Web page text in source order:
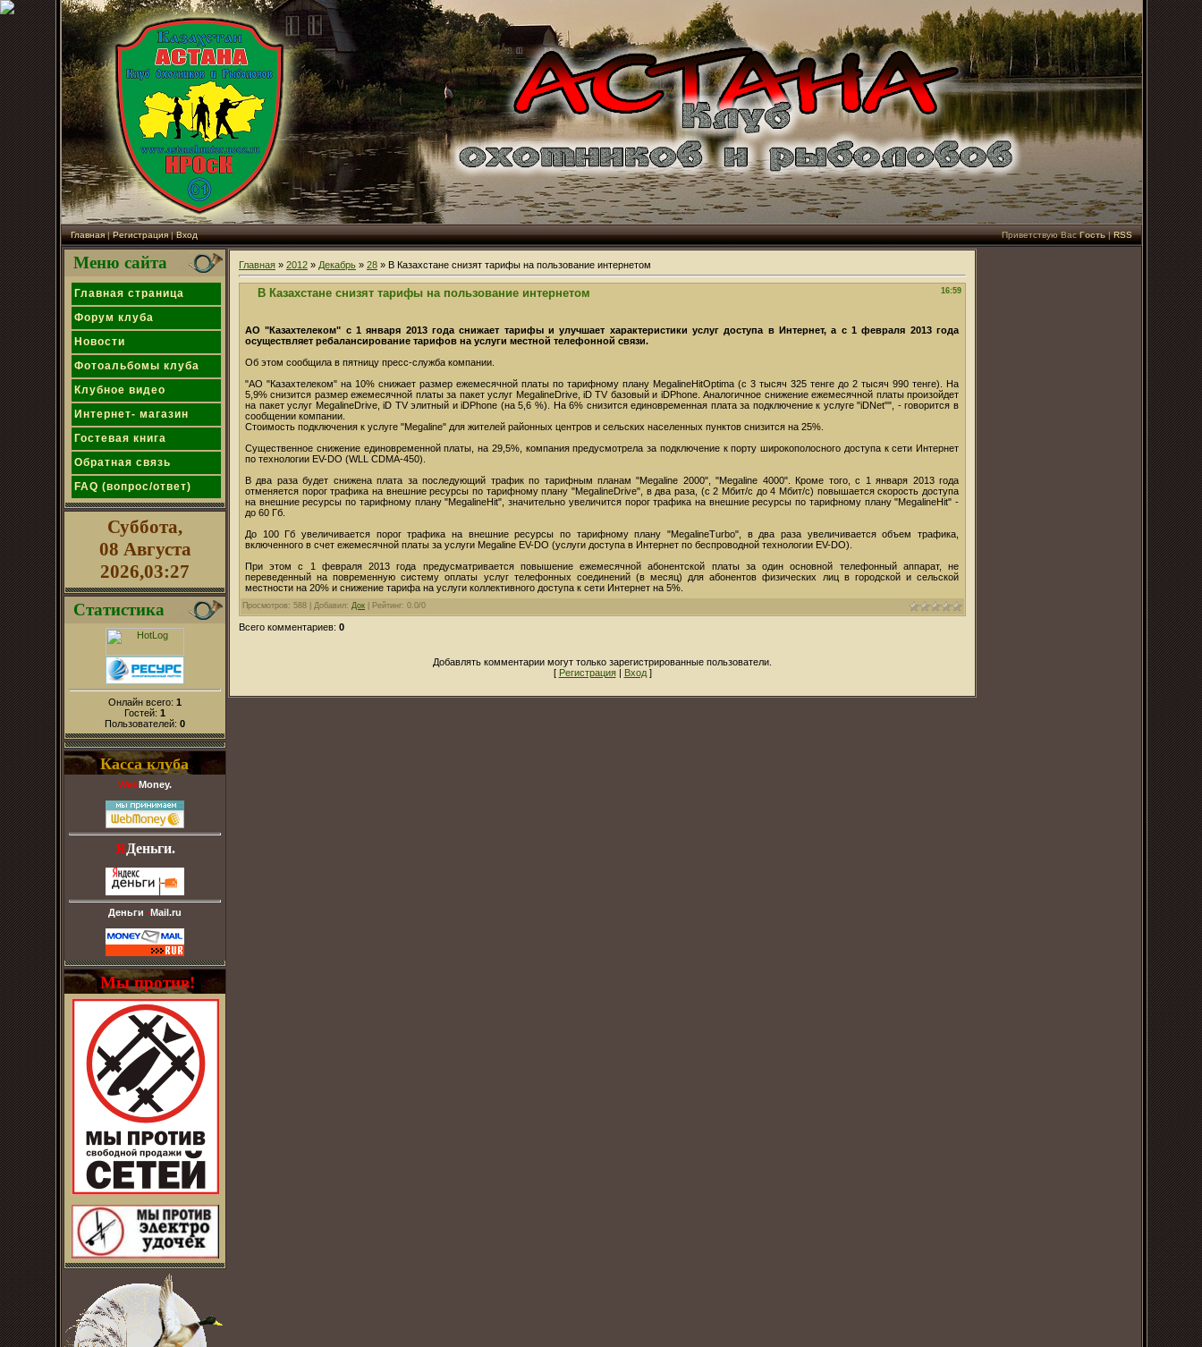
Главная|Регистрация|Вход Приветствую Вас Гость|RSS
Меню сайта
Главная страница
Форум клуба
Новости
Фотоальбомы клуба
Клубное видео
Интернет- магазин
Гостевая книга
Обратная связь
FAQ (вопрос/ответ)
Суббота,
08 Августа
2026,03:27
Статистика
Онлайн всего: 1
Гостей: 1
Пользователей: 0
Касса клуба
WebMoney.
ЯДеньги.
Деньги -Mail.ru
Мы против!
Главная » 2012 » Декабрь » 28 » В Казахстане снизят тарифы на пользование интернетом
16:59
В Казахстане снизят тарифы на пользование интернетом
АО "Казахтелеком" с 1 января 2013 года снижает тарифы и улучшает характеристики услуг доступа в Интернет, а с 1 февраля 2013 года
осуществляет ребалансирование тарифов на услуги местной телефонной связи.
Об этом сообщила в пятницу пресс-служба компании.
"АО "Казахтелеком" на 10% снижает размер ежемесячной платы по тарифному плану MegalineHitOptima (с 3 тысяч 325 тенге до 2 тысяч 990 тенге). На
5,9% снизится размер ежемесячной платы за пакет услуг MegalineDrive, iD TV базовый и iDPhone. Аналогичное снижение ежемесячной платы произойдет
на пакет услуг MegalineDrive, iD TV элитный и iDPhone (на 5,6 %). На 6% снизится единовременная плата за подключение к услуге "iDNet"", - говорится в
сообщении компании.
Стоимость подключения к услуге "Megaline" для жителей районных центров и сельских населенных пунктов снизится на 25%.
Существенное снижение единовременной платы, на 29,5%, компания предусмотрела за подключение к порту широкополосного доступа к сети Интернет
по технологии EV-DO (WLL CDMA-450).
В два раза будет снижена плата за последующий трафик по тарифным планам "Megaline 2000", "Megaline 4000". Кроме того, с 1 января 2013 года
отменяется порог трафика на внешние ресурсы по тарифному плану "MegalineDrive", в два раза, (с 2 Мбит/с до 4 Мбит/с) повышается скорость доступа
на внешние ресурсы по тарифному плану "MegalineHit", значительно увеличится порог трафика на внешние ресурсы по тарифному плану "MegalineHit" -
до 60 Гб.
До 100 Гб увеличивается порог трафика на внешние ресурсы по тарифному плану "MegalineTurbo", в два раза увеличивается объем трафика,
включенного в счет ежемесячной платы за услуги Megaline EV-DO (услуги доступа в Интернет по беспроводной технологии EV-DO).
При этом с 1 февраля 2013 года предусматривается повышение ежемесячной абонентской платы за один основной телефонный аппарат, не
переведенный на повременную систему оплаты услуг телефонных соединений (в месяц) для абонентов физических лиц в городской и сельской
местности на 20% и снижение тарифа на услуги коллективного доступа к сети Интернет на 5%.
Просмотров: 588 | Добавил: Док Рейтинг: 0.0/0
Всего комментариев: 0
Добавлять комментарии могут только зарегистрированные пользователи.
[ Регистрация| Вход]